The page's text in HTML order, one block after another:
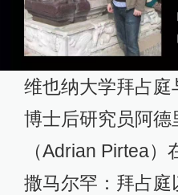
维也纳大学拜占
博士后研究员阿德
（Adrian Pirtea）
撒马尔罕：拜占庭